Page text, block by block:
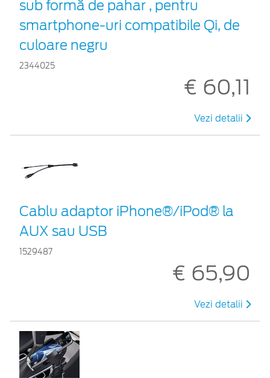
sub formă de pahar , pentru
smartphone-uri compatibile Qi, de
culoare negru
2344025
€ 60,11
Vezi detalii
Cablu adaptor iPhone®/iPod® la
AUX sau USB
1529487
€ 65,90
Vezi detalii